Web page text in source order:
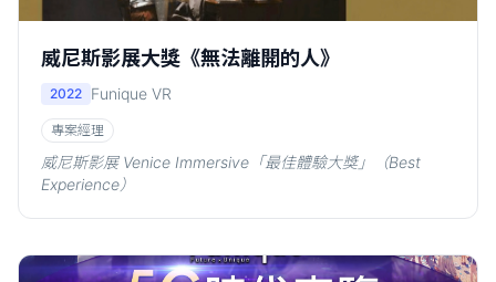
威尼斯影展大獎《無法離開的人》
2022 Funique VR
專案經理
威尼斯影展 Venice Immersive「最佳體驗大獎」（Best
Experience）